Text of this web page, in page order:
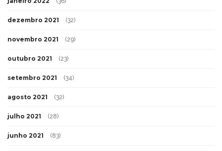
dezembro 2021 (32)
novembro 2021 (29)
outubro 2021 (23)
setembro 2021 (34)
agosto 2021 (32)
julho 2021 (28)
junho 2021 (83)